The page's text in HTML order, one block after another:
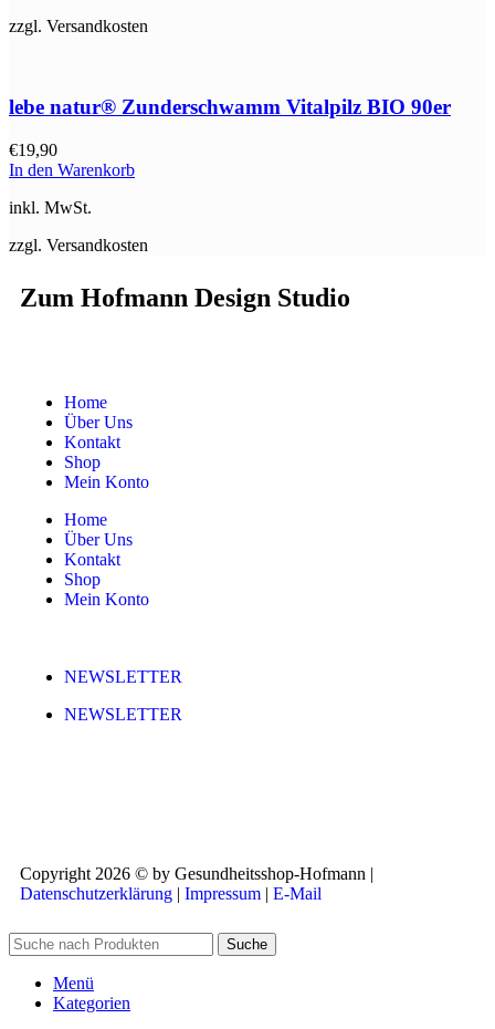
zzgl. Versandkosten
lebe natur® Zunderschwamm Vitalpilz BIO 90er
€19,90
In den Warenkorb
inkl. MwSt.
zzgl. Versandkosten
Zum Hofmann Design Studio
Home
Über Uns
Kontakt
Shop
Mein Konto
Home
Über Uns
Kontakt
Shop
Mein Konto
NEWSLETTER
NEWSLETTER
Copyright 2026 © by Gesundheitsshop-Hofmann |
Datenschutzerklärung | Impressum | E-Mail
Suche
Menü
Kategorien